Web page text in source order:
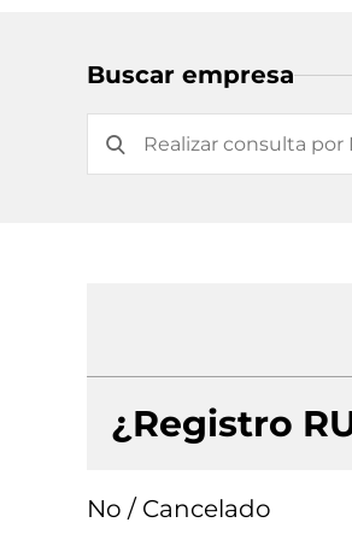
Buscar empresa
¿Registro
No / Cancelado